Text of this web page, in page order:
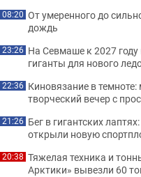
08:20 От умеренного до
дождь
23:26 На Севмаше к 2027
гиганты для нового
22:36 Киновязание в
творческий вечер с
21:26 Бег в гигантских
открыли новую
20:38 Тяжелая техника и
Арктики» вывезли 60